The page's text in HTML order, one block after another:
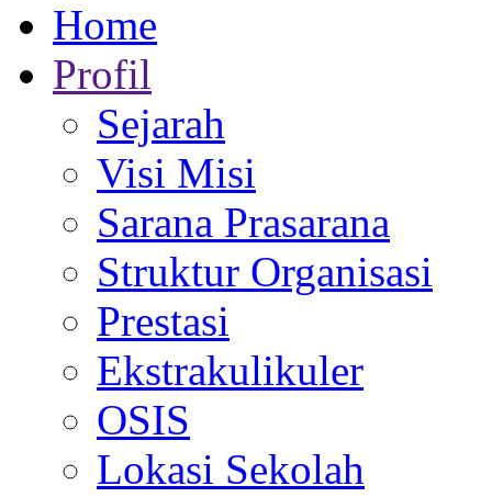
Home
Profil
Sejarah
Visi Misi
Sarana Prasarana
Struktur Organisasi
Prestasi
Ekstrakulikuler
OSIS
Lokasi Sekolah